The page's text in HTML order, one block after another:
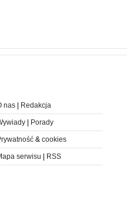
nas| Redakcja
| Porady
& cookies
serwisu RSS